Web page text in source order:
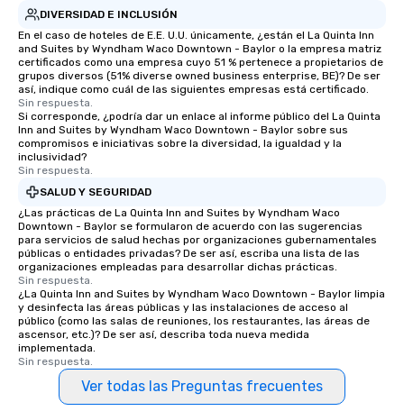
DIVERSIDAD E INCLUSIÓN
En el caso de hoteles de E.E. U.U. únicamente, ¿están el La Quinta Inn
and Suites by Wyndham Waco Downtown - Baylor o la empresa matriz
certificados como una empresa cuyo 51 % pertenece a propietarios de
grupos diversos (51% diverse owned business enterprise, BE)? De ser
así, indique como cuál de las siguientes empresas está certificado.
Sin respuesta.
Si corresponde, ¿podría dar un enlace al informe público del La Quinta
Inn and Suites by Wyndham Waco Downtown - Baylor sobre sus
compromisos e iniciativas sobre la diversidad, la igualdad y la
inclusividad?
Sin respuesta.
SALUD Y SEGURIDAD
¿Las prácticas de La Quinta Inn and Suites by Wyndham Waco
Downtown - Baylor se formularon de acuerdo con las sugerencias
para servicios de salud hechas por organizaciones gubernamentales
públicas o entidades privadas? De ser así, escriba una lista de las
organizaciones empleadas para desarrollar dichas prácticas.
Sin respuesta.
¿La Quinta Inn and Suites by Wyndham Waco Downtown - Baylor limpia
y desinfecta las áreas públicas y las instalaciones de acceso al
público (como las salas de reuniones, los restaurantes, las áreas de
ascensor, etc.)? De ser así, describa toda nueva medida
implementada.
Sin respuesta.
Ver todas las Preguntas frecuentes